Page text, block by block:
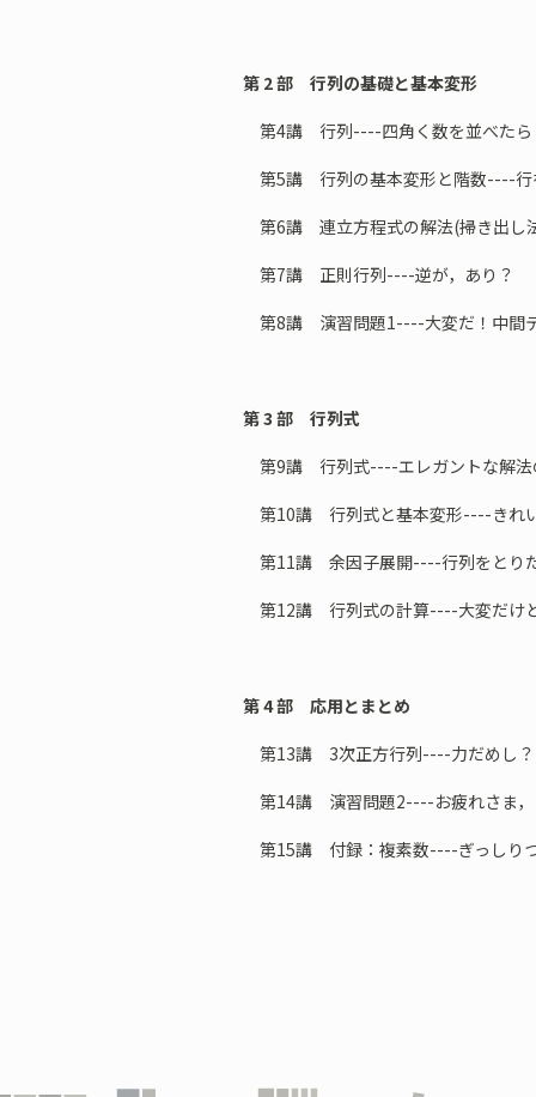
第 2 部 行列の基礎と基本変形
第4講 行列----四角く数を並べたら
第5講 行列の基本変形と階数----行
第6講 連立方程式の解法(掃き出し
第7講 正則行列----逆が，あり？
第8講 演習問題1----大変だ！中間
第 3 部 行列式
第9講 行列式----エレガントな解法
第10講 行列式と基本変形----きれ
第11講 余因子展開----行列をとり
第12講 行列式の計算----大変だけ
第 4 部 応用とまとめ
第13講 3次正方行列----力だめし？
第14講 演習問題2----お疲れさま，
第15講 付録：複素数----ぎっしり